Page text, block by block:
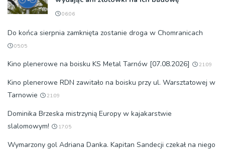
06:06
Do końca sierpnia zamknięta zostanie droga w Chomranicach
05:05
Kino plenerowe na boisku KS Metal Tarnów [07.08.2026] 21:09
Kino plenerowe RDN zawitało na boisku przy ul. Warsztatowej w
Tarnowie
21:09
Dominika Brzeska mistrzynią Europy w kajakarstwie
slalomowym!
17:05
Wymarzony gol Adriana Danka. Kapitan Sandecji czekał na niego